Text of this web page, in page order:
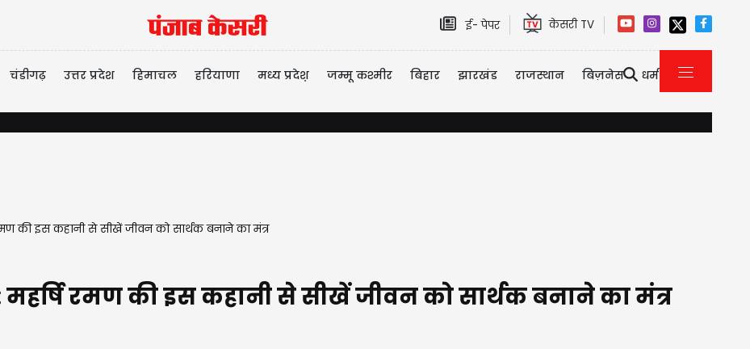
ई- पेपर केसरी TV
चंडीगढ़ उत्तर प्रदेश हिमाचल हरियाणा मध्य प्रदेश़ जम्मू कश्मीर बिहार झारखंड राजस्थान बिज़नेस धर्म
की इस कहानी से सीखें जीवन को सार्थक बनाने का मंत्र
रमण की इस कहानी से सीखें जीवन को सार्थक बनाने का मंत्र